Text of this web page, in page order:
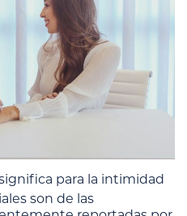
para la intimidad
son de las